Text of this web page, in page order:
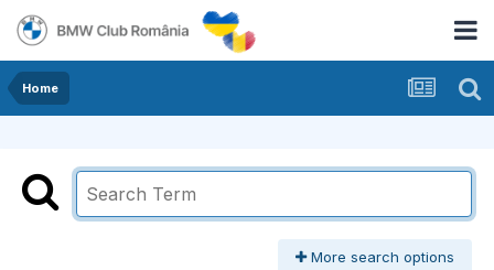
Home
More search options